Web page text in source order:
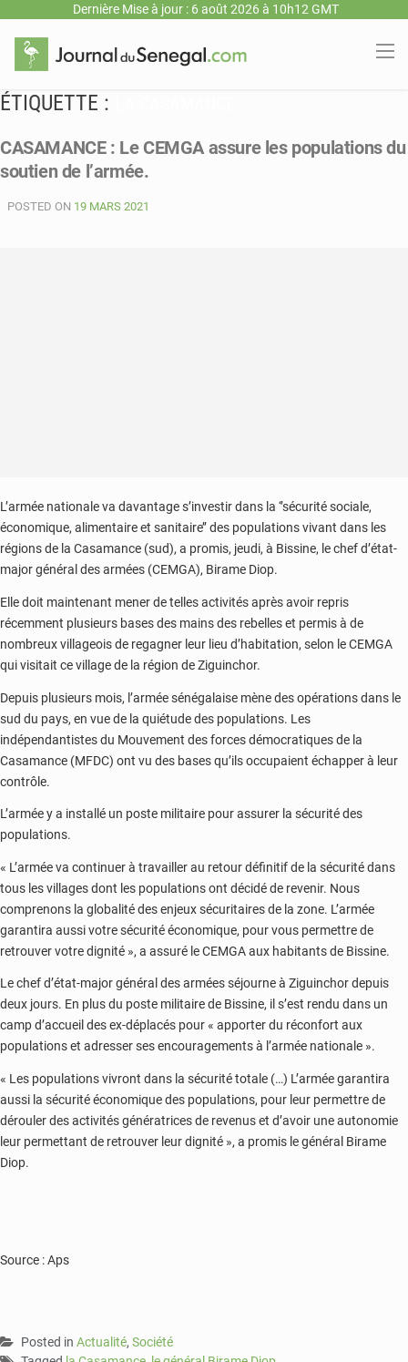
Dernière Mise à jour : 6 août 2026 à 10h12 GMT
ÉTIQUETTE :
CASAMANCE : Le CEMGA assure les populations du
soutien de l’armée.
POSTED ON 19 MARS 2021
L’armée nationale va davantage s’investir dans la ‘’sécurité sociale,
économique, alimentaire et sanitaire’’ des populations vivant dans les
régions de la Casamance (sud), a promis, jeudi, à Bissine, le chef d’état-
major général des armées (CEMGA), Birame Diop.
Elle doit maintenant mener de telles activités après avoir repris
récemment plusieurs bases des mains des rebelles et permis à de
nombreux villageois de regagner leur lieu d’habitation, selon le CEMGA
qui visitait ce village de la région de Ziguinchor.
Depuis plusieurs mois, l’armée sénégalaise mène des opérations dans le
sud du pays, en vue de la quiétude des populations. Les
indépendantistes du Mouvement des forces démocratiques de la
Casamance (MFDC) ont vu des bases qu’ils occupaient échapper à leur
contrôle.
L’armée y a installé un poste militaire pour assurer la sécurité des
populations.
« L’armée va continuer à travailler au retour définitif de la sécurité dans
tous les villages dont les populations ont décidé de revenir. Nous
comprenons la globalité des enjeux sécuritaires de la zone. L’armée
garantira aussi votre sécurité économique, pour vous permettre de
retrouver votre dignité », a assuré le CEMGA aux habitants de Bissine.
Le chef d’état-major général des armées séjourne à Ziguinchor depuis
deux jours. En plus du poste militaire de Bissine, il s’est rendu dans un
camp d’accueil des ex-déplacés pour « apporter du réconfort aux
populations et adresser ses encouragements à l’armée nationale ».
« Les populations vivront dans la sécurité totale (…) L’armée garantira
aussi la sécurité économique des populations, pour leur permettre de
dérouler des activités génératrices de revenus et d’avoir une autonomie
leur permettant de retrouver leur dignité », a promis le général Birame
Diop.
Source : Aps
Posted in Actualité, Société